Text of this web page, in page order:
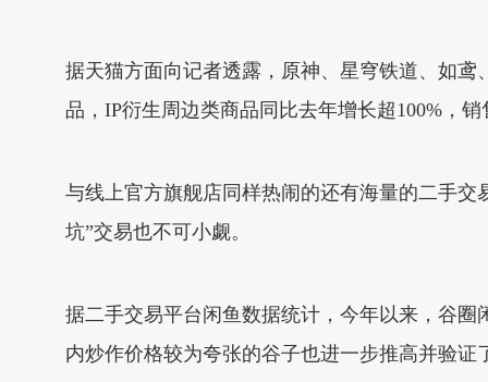
据天猫方面向记者透露，原神、星穹铁道、如
品，IP衍生周边类商品同比去年增长超100%，
与线上官方旗舰店同样热闹的还有海量的二手
坑”交易也不可小觑。
据二手交易平台闲鱼数据统计，今年以来，谷圈
内炒作价格较为夸张的谷子也进一步推高并验证